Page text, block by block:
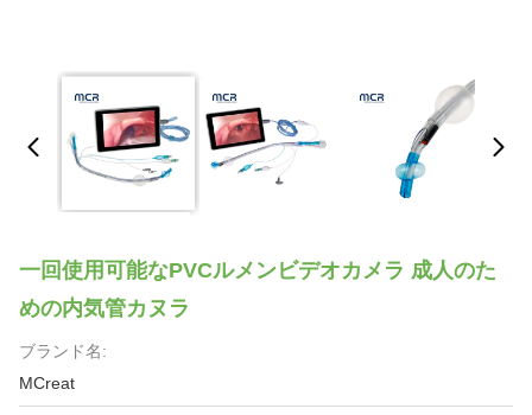
一回使用可能なPVCルメンビデオカメラ 成人のた
めの内気管カヌラ
ブランド名:
MCreat